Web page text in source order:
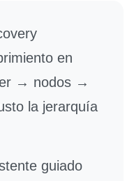
en
→ nodos →
la jerarquía
guiado